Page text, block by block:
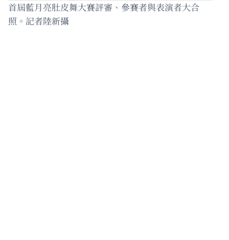
首屆藍月亮肚皮舞大賽評審、參賽者與表演者大合
照。記者陸新攝